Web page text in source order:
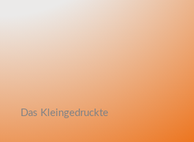
Das Kleingedruckte